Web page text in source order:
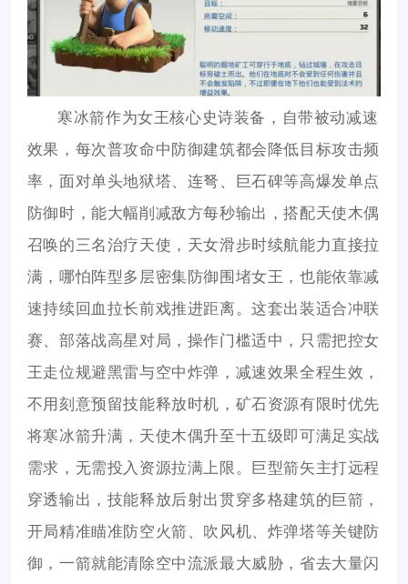
寒冰箭作为女王核心史诗装备，自带被动减速
效果，每次普攻命中防御建筑都会降低目标攻击频
率，面对单头地狱塔、连弩、巨石碑等高爆发单点
防御时，能大幅削减敌方每秒输出，搭配天使木偶
召唤的三名治疗天使，天女滑步时续航能力直接拉
满，哪怕阵型多层密集防御围堵女王，也能依靠减
速持续回血拉长前戏推进距离。这套出装适合冲联
赛、部落战高星对局，操作门槛适中，只需把控女
王走位规避黑雷与空中炸弹，减速效果全程生效，
不用刻意预留技能释放时机，矿石资源有限时优先
将寒冰箭升满，天使木偶升至十五级即可满足实战
需求，无需投入资源拉满上限。巨型箭矢主打远程
穿透输出，技能释放后射出贯穿多格建筑的巨箭，
开局精准瞄准防空火箭、吹风机、炸弹塔等关键防
御，一箭就能清除空中流派最大威胁，省去大量闪